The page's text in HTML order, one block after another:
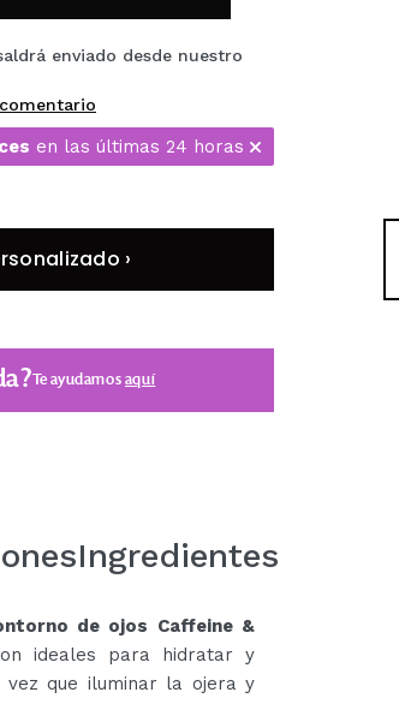
enviado desde nuestro
en las últimas 24 horas
›
Te ayudamosaquí
Ingredientes
de ojos Caffeine &
ideales para hidratar y
que iluminar la ojera y